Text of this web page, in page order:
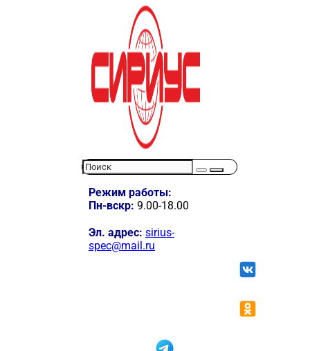
Режим работы:
Пн-вскр: 9.00-18.00
Эл. адрес: sirius-
spec@mail.ru